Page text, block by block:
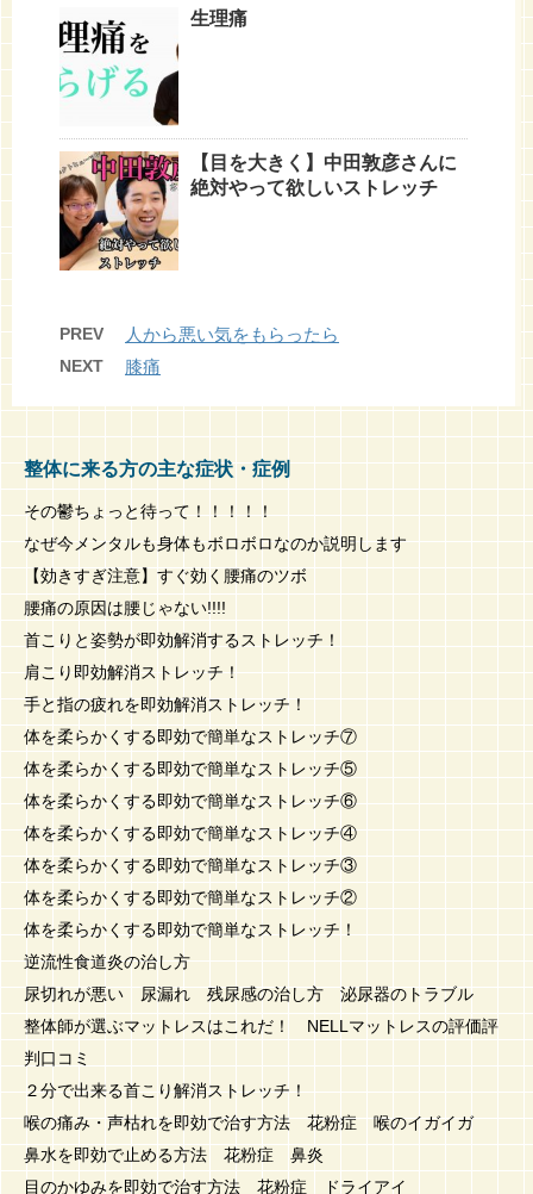
生理痛
【目を大きく】中田敦彦さんに
絶対やって欲しいストレッチ
PREV 人から悪い気をもらったら
NEXT 膝痛
整体に来る方の主な症状・症例
その鬱ちょっと待って！！！！！
なぜ今メンタルも身体もボロボロなのか説明します
【効きすぎ注意】すぐ効く腰痛のツボ
腰痛の原因は腰じゃない!!!!
首こりと姿勢が即効解消するストレッチ！
肩こり即効解消ストレッチ！
手と指の疲れを即効解消ストレッチ！
体を柔らかくする即効で簡単なストレッチ⑦
体を柔らかくする即効で簡単なストレッチ⑤
体を柔らかくする即効で簡単なストレッチ⑥
体を柔らかくする即効で簡単なストレッチ④
体を柔らかくする即効で簡単なストレッチ③
体を柔らかくする即効で簡単なストレッチ②
体を柔らかくする即効で簡単なストレッチ！
逆流性食道炎の治し方
尿切れが悪い 尿漏れ 残尿感の治し方 泌尿器のトラブル
整体師が選ぶマットレスはこれだ！ NELLマットレスの評価評
判口コミ
２分で出来る首こり解消ストレッチ！
喉の痛み・声枯れを即効で治す方法 花粉症 喉のイガイガ
鼻水を即効で止める方法 花粉症 鼻炎
目のかゆみを即効で治す方法 花粉症 ドライアイ